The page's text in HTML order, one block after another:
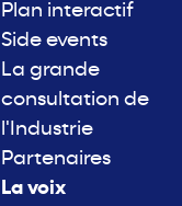
Plan interactif
Side events
La grande
consultation de
l'Industrie
Partenaires
La voix